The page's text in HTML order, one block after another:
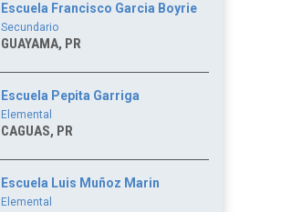
Escuela Francisco Garcia Boyrie
Secundario
GUAYAMA, PR
Escuela Pepita Garriga
Elemental
CAGUAS, PR
Escuela Luis Muñoz Marin
Elemental